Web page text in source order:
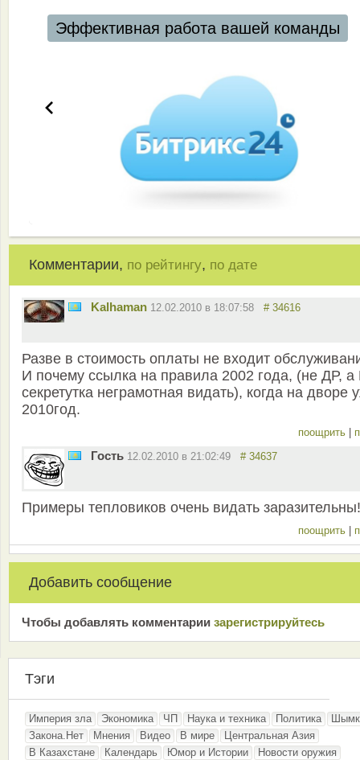
Эффективная работа вашей команды
Комментарии, по рейтингу, по дате
Kalhaman 12.02.2010 в 18:07:58 # 34616
Разве в стоимость оплаты не входит
И почему ссылка на правила 2002 года, (не ДР, а
секретутка неграмотная видать), когда на дворе
2010год.
поощрить
Гость 12.02.2010 в 21:02:49 # 34637
Примеры тепловиков очень видать заразительны!
поощрить
Добавить сообщение
Чтобы добавлять комментарии зарeгиcтрирyйтeсь
Тэги
Империя зла Экономика ЧП Наука и техника Политика
Закона.Нет
Мнения Видео В мире
Центральная Азия
В Казахстане
Календарь Юмор и Истории
Новости оружия